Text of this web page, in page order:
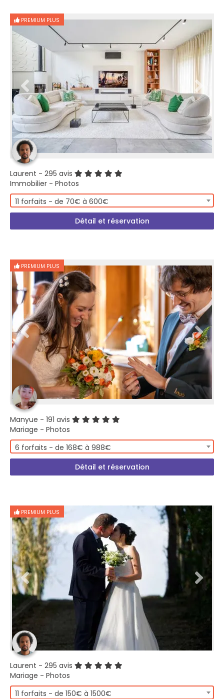
PREMIUM PLUS
Laurent - 295 avis
Immobilier - Photos
11 forfaits - de 70€ à 600€
Détail et réservation
PREMIUM PLUS
Manyue - 191 avis
Mariage - Photos
6 forfaits - de 168€ à 988€
Détail et réservation
PREMIUM PLUS
Laurent - 295 avis
Mariage - Photos
11 forfaits - de 150€ à 1500€